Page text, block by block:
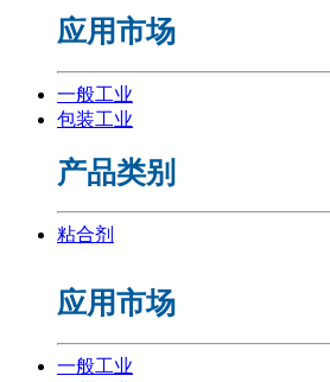
应用市场
一般工业
包装工业
产品类别
粘合剂
应用市场
一般工业